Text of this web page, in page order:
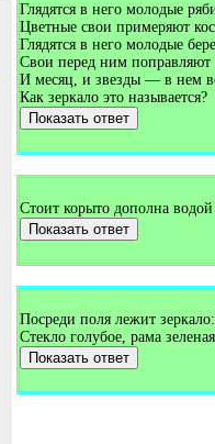
Глядятся в него молодые
Цветные свои примеряют
Глядятся в него молодые
Свои перед ним поправляют
И месяц, и звезды — в нем
Как зеркало это называется?
Показать ответ
Стоит корыто дополна
Показать ответ
Посреди поля лежит зеркало:
Стекло голубое, рама
Показать ответ